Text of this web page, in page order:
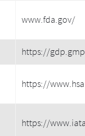
www.fda.gov/
https://
https://
https://